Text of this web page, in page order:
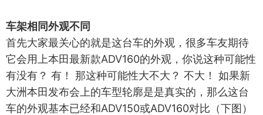
车架相同外观不同
首先大家最关心的就是这台车的外观，很多车友期待
它会用上本田最新款ADV160的外观，你说这种可能性
有没有？ 有！ 那这种可能性大不大？ 不大！ 如果新
大洲本田发布会上的车型轮廓是是真实的，那么这台
车的外观基本已经和ADV150或ADV160对比（下图）